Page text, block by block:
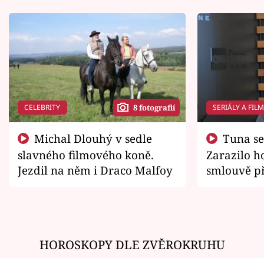
CELEBRITY 8 fotografií
slavného filmového koně.
Jezdil na něm i Draco Malfoy
SERIÁLY A
Zarazilo
smlouvě
HOROSKOPY DLE ZVĚROKRUHU